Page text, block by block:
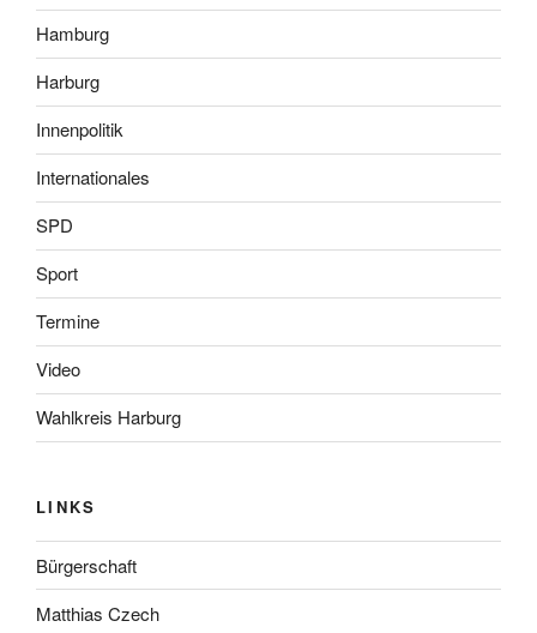
Hamburg
Harburg
Innenpolitik
Internationales
SPD
Sport
Termine
Video
Wahlkreis Harburg
LINKS
Bürgerschaft
Matthias Czech